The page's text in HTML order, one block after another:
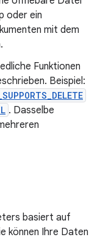
oder ein
mit dem
Funktionen
Beispiel:
. Dasselbe
basiert auf
können Ihre Daten